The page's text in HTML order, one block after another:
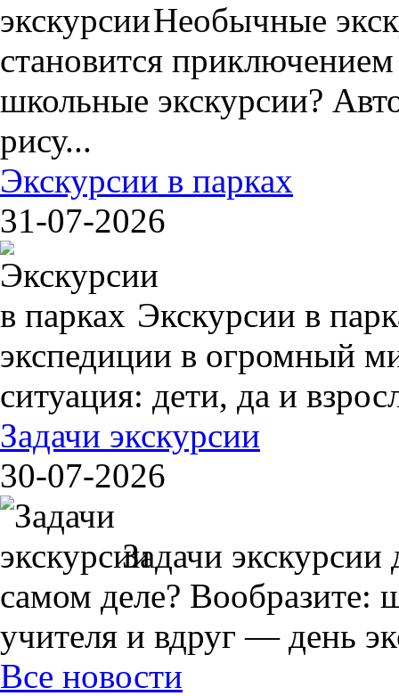
Необычные
становится
школьные экскурсии?
рису...
Экскурсии в парках
31-07-2026
Экскурсии в
экспедиции в огромный
ситуация: дети, да и
Задачи экскурсии
30-07-2026
Задачи
самом деле? Вообразите:
учителя и вдруг — день
Все новости